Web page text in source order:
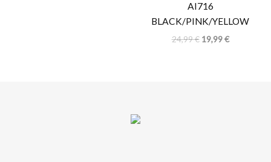
AI716
BLACK/PINK/YELLOW
24,99€ 19,99€